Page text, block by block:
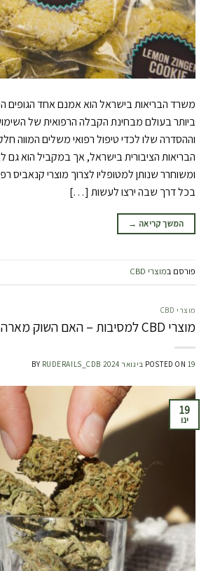
משרד הבריאות בישראל הוא אמנם אחד
ביותר בעולם מבחינת הקבלה הרפואית של
וההסדרה שלו לכדי טיפול רפואי משלים המווה
הבריאות הציבורית בישראל, אך במקביל הוא גם
בכל דרך שבה ירצו לעשות […]
המשך קריאה →
פורסם במוצרי CBD
מוצרי CBD
מוצרי CBD למסיבות – האם השוק מארה"ב בא לישראל?
POSTED ON 19 בינואר 2024 BY RUDERAILS_CDB
19
ינו